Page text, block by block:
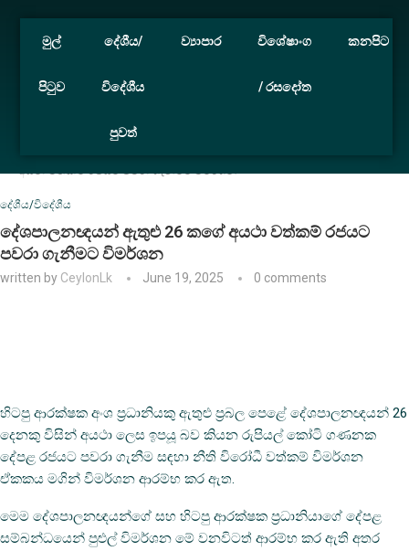
මුල්
පිටුව
දේශීය/
විදේශීය
පුවත්
ව්‍යාපාර විශේෂාංග
/ රසදෝත
කනපිට
අයථා වත්කම් රජයට පවරා ගැනීමට විමර්ශන
දේශීය/විදේශීය
දේශපාලනඥයන් ඇතුළු 26 කගේ අයථා වත්කම් රජයට
පවරා ගැනීමට විමර්ශන
written by CeylonLk June 19, 2025 0 comments
හිටපු ආරක්ෂක අංශ ප්‍රධානියකු ඇතුළු ප්‍රබල පෙළේ දේශපාලනඥයන් 26
දෙනකු විසින් අයථා ලෙස ඉපයූ බව කියන රුපියල් කෝටි ගණනක
දේපළ රජයට පවරා ගැනීම සඳහා නීති විරෝධී වත්කම් විමර්ශන
ඒකකය මගින් විමර්ශන ආරම්භ කර ඇත.
මෙම දේශපාලනඥයන්ගේ සහ හිටපු ආරක්ෂක ප්‍රධානියාගේ දේපළ
සම්බන්ධයෙන් පුළුල් විමර්ශන මේ වනවිටත් ආරම්භ කර ඇති අතර